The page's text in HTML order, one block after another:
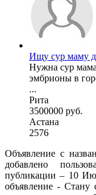
Ищу сур маму
Нужна сур мама
эмбрионы в
...
Рита
3500000 руб.
Астана
2576
Объявление с
добавлено
публикации – 10
объявление - Cтану